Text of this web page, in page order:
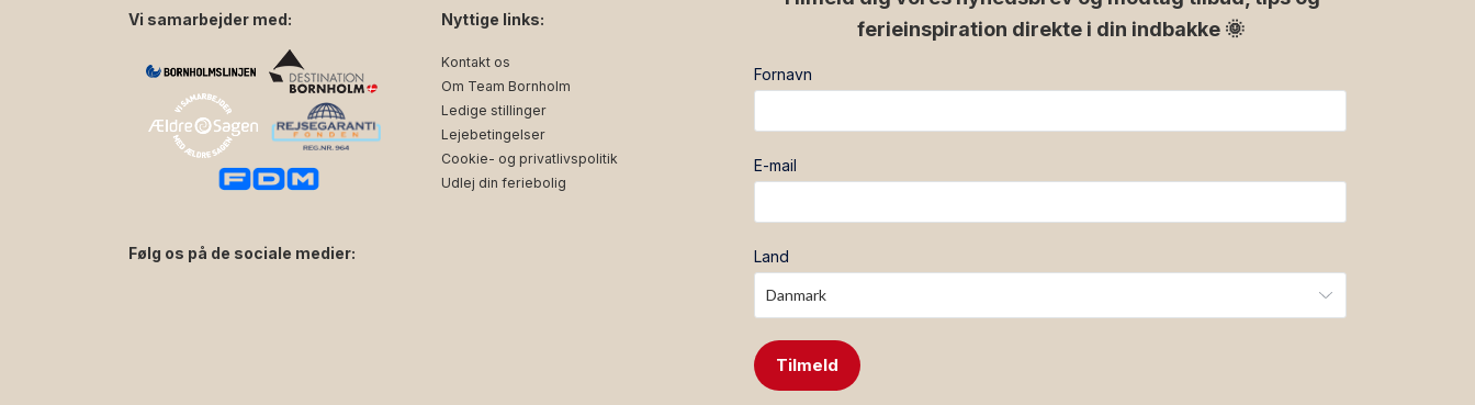
Vi samarbejder med:
Følg os på de sociale medier:
Nyttige links:
Kontakt os
Om Team Bornholm
Ledige stillinger
Lejebetingelser
Cookie- og privatlivspolitik
Udlej din feriebolig
ferieinspiration direkte i din indbakke 🌞
Fornavn
E-mail
Land
Tilmeld